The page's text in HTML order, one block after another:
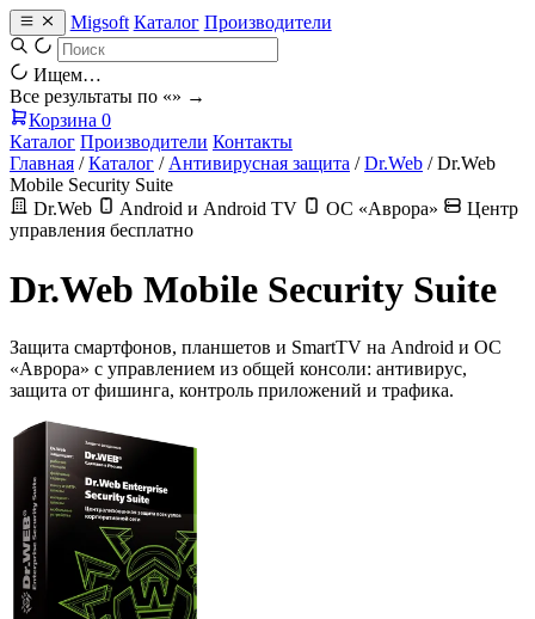
Migsoft Каталог Производители
Ищем…
Все результаты по «» →
Корзина 0
Каталог Производители Контакты
Главная / Каталог / Антивирусная защита / Dr.Web / Dr.Web
Mobile Security Suite
Dr.Web
Android и Android TV ОС «Аврора»
Центр
управления бесплатно
Dr.Web Mobile Security Suite
Защита смартфонов, планшетов и SmartTV на Android и ОС
«Аврора» с управлением из общей консоли: антивирус,
защита от фишинга, контроль приложений и трафика.